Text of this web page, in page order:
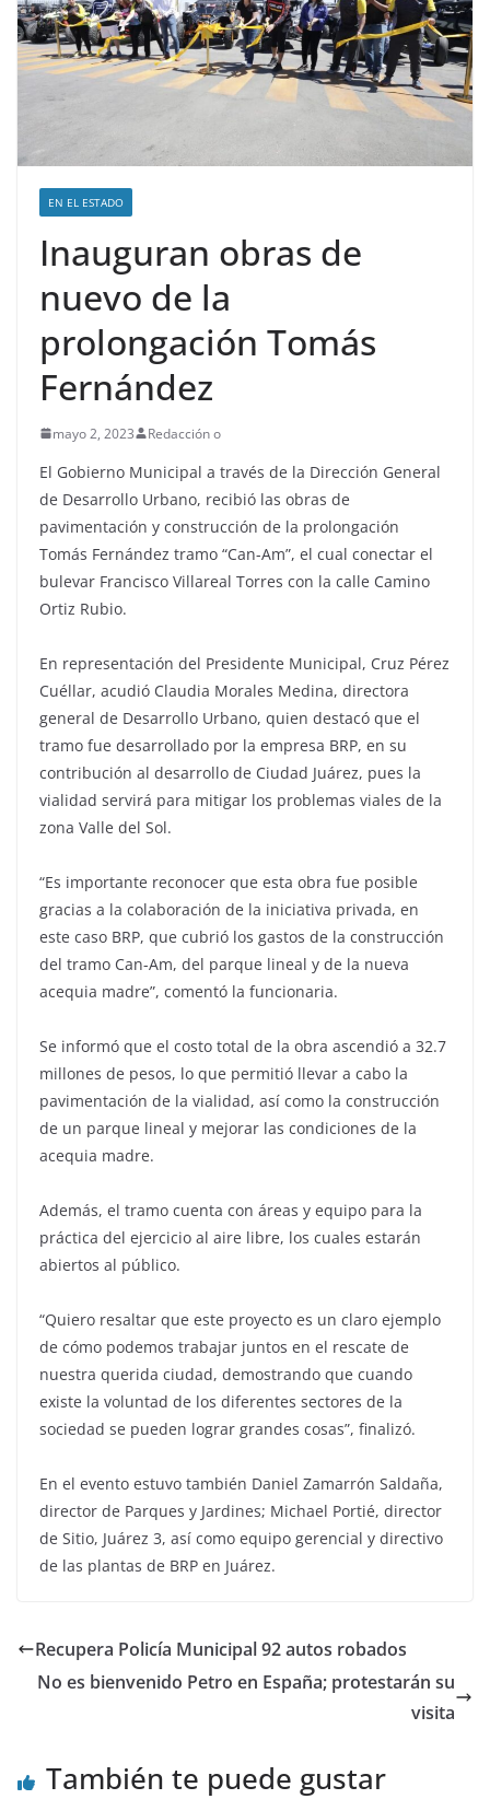
EN EL ESTADO
Inauguran obras de
nuevo de la
prolongación Tomás
Fernández
mayo 2, 2023 Redacción o
El Gobierno Municipal a través de la Dirección General
de Desarrollo Urbano, recibió las obras de
pavimentación y construcción de la prolongación
Tomás Fernández tramo “Can-Am”, el cual conectar el
bulevar Francisco Villareal Torres con la calle Camino
Ortiz Rubio.
En representación del Presidente Municipal, Cruz Pérez
Cuéllar, acudió Claudia Morales Medina, directora
general de Desarrollo Urbano, quien destacó que el
tramo fue desarrollado por la empresa BRP, en su
contribución al desarrollo de Ciudad Juárez, pues la
vialidad servirá para mitigar los problemas viales de la
zona Valle del Sol.
“Es importante reconocer que esta obra fue posible
gracias a la colaboración de la iniciativa privada, en
este caso BRP, que cubrió los gastos de la construcción
del tramo Can-Am, del parque lineal y de la nueva
acequia madre”, comentó la funcionaria.
Se informó que el costo total de la obra ascendió a 32.7
millones de pesos, lo que permitió llevar a cabo la
pavimentación de la vialidad, así como la construcción
de un parque lineal y mejorar las condiciones de la
acequia madre.
Además, el tramo cuenta con áreas y equipo para la
práctica del ejercicio al aire libre, los cuales estarán
abiertos al público.
“Quiero resaltar que este proyecto es un claro ejemplo
de cómo podemos trabajar juntos en el rescate de
nuestra querida ciudad, demostrando que cuando
existe la voluntad de los diferentes sectores de la
sociedad se pueden lograr grandes cosas”, finalizó.
En el evento estuvo también Daniel Zamarrón Saldaña,
director de Parques y Jardines; Michael Portié, director
de Sitio, Juárez 3, así como equipo gerencial y directivo
de las plantas de BRP en Juárez.
Recupera Policía Municipal 92 autos robados
No es bienvenido Petro en España; protestarán su
visita
También te puede gustar